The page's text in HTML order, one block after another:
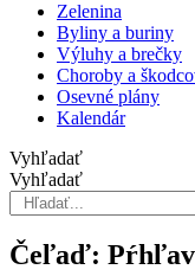
Zelenina
Byliny a buriny
Výluhy a brečky
Choroby a
Osevné plány
Kalendár
Vyhľadať
Vyhľadať
Čeľaď: